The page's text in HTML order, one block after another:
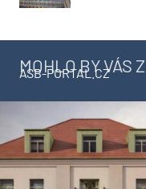
MOHLO BY VÁS
ASB-PORTAL.CZ